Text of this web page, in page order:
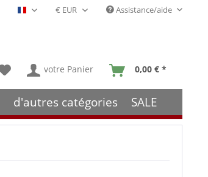
Français- FR Assistance/aide
votre Panier 0,00 € *
d'autres catégories SALE